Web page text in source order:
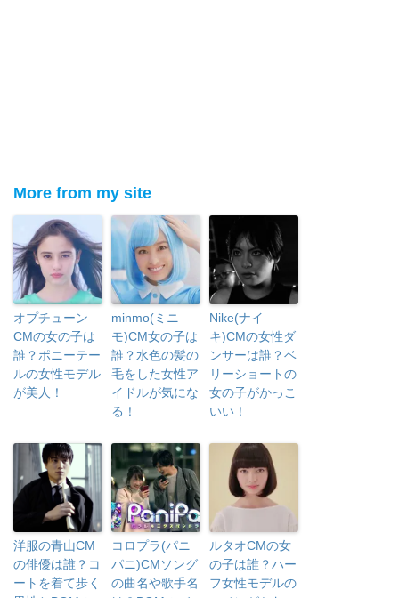
More from my site
オプチューン
CMの女の子は
誰？ポニーテー
ルの女性モデル
が美人！
minmo(ミニ
モ)CM女の子は
誰？水色の髪の
毛をした女性ア
イドルが気にな
る！
Nike(ナイ
キ)CMの女性ダ
ンサーは誰？ベ
リーショートの
女の子がかっこ
いい！
洋服の青山CM
の俳優は誰？コ
ートを着て歩く
コロプラ(パニ
パニ)CMソング
の曲名や歌手名
ルタオCMの女
の子は誰？ハー
フ女性モデルの